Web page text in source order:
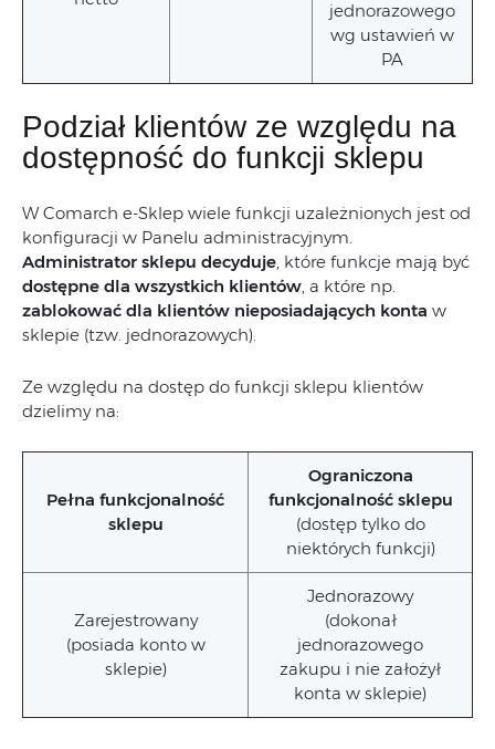
jednorazowego
wg ustawień w
PA
Podział klientów ze względu na
dostępność do funkcji sklepu
W Comarch e-Sklep wiele funkcji uzależnionych jest od
konfiguracji w Panelu administracyjnym.
Administrator sklepu decyduje, które funkcje mają być
dostępne dla wszystkich klientów, a które np.
zablokować dla klientów nieposiadających konta w
sklepie (tzw. jednorazowych).
Ze względu na dostęp do funkcji sklepu klientów
dzielimy na:
Pełna funkcjonalność
sklepu
Ograniczona
funkcjonalność sklepu
(dostęp tylko do
niektórych funkcji)
Zarejestrowany
(posiada konto w
sklepie)
Jednorazowy
(dokonał
jednorazowego
zakupu i nie założył
konta w sklepie)